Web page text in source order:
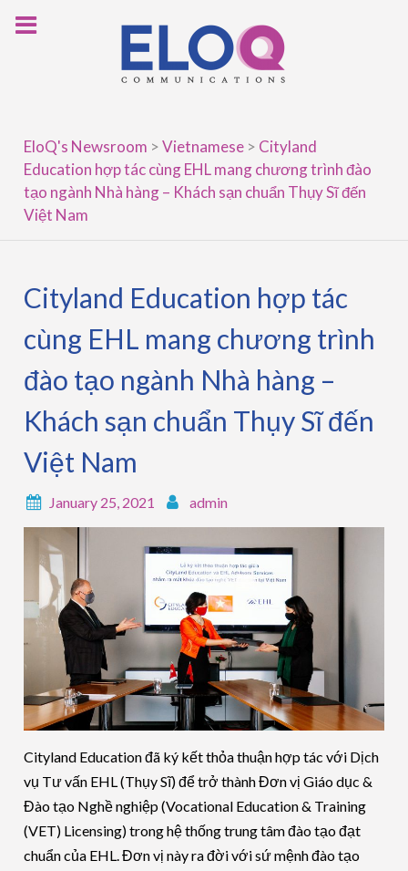
EloQ's Newsroom >Vietnamese > Cityland
Education hợp tác cùng EHL mang chương trình đào
tạo ngành Nhà hàng – Khách sạn chuẩn Thụy Sĩ đến
Việt Nam
Cityland Education hợp tác
cùng EHL mang chương trình
đào tạo ngành Nhà hàng –
Khách sạn chuẩn Thụy Sĩ đến
Việt Nam
January 25, 2021 admin
Cityland Education đã ký kết thỏa thuận hợp tác với Dịch
vụ Tư vấn EHL (Thụy Sĩ) để trở thành Đơn vị Giáo dục &
Đào tạo Nghề nghiệp (Vocational Education & Training
(VET) Licensing) trong hệ thống trung tâm đào tạo đạt
chuẩn của EHL. Đơn vị này ra đời với sứ mệnh đào tạo